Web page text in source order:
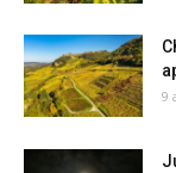
9